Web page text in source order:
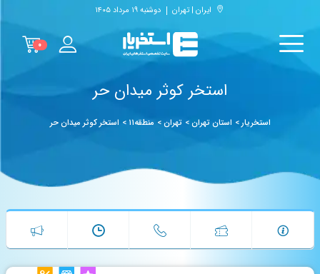
ایران | تهران دوشنبه ۱۹ مرداد ۱۴۰۵
۰
استخر کوثر میدان حر
استخریار> استان تهران> تهران> منطقه۱۱ > استخر کوثر میدان حر